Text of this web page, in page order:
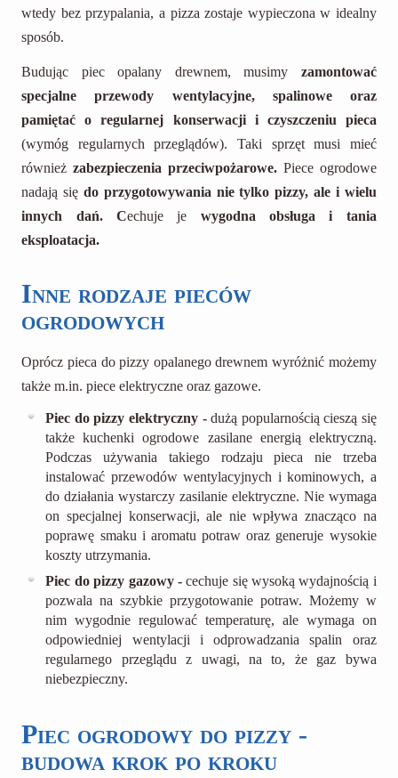
wtedy bez przypalania, a pizza zostaje wypieczona w idealny
sposób.
Budując piec opalany drewnem, musimy zamontować
specjalne przewody wentylacyjne, spalinowe oraz
pamiętać o regularnej konserwacji i czyszczeniu pieca
(wymóg regularnych przeglądów). Taki sprzęt musi mieć
również zabezpieczenia przeciwpożarowe. Piece ogrodowe
nadają siędo przygotowywania nie tylko pizzy, ale i wielu
innych dań. Cechuje je wygodna obsługa i tania
eksploatacja.
Inne rodzaje pieców
ogrodowych
Oprócz pieca do pizzy opalanego drewnem wyróżnić możemy
także m.in. piece elektryczne oraz gazowe.
Piec do pizzy elektryczny -dużą popularnością cieszą się
także kuchenki ogrodowe zasilane energią elektryczną.
Podczas używania takiego rodzaju pieca nie trzeba
instalować przewodów wentylacyjnych i kominowych, a
do działania wystarczy zasilanie elektryczne. Nie wymaga
on specjalnej konserwacji, ale nie wpływa znacząco na
poprawę smaku i aromatu potraw oraz generuje wysokie
koszty utrzymania.
Piec do pizzy gazowy -cechuje się wysoką wydajnością i
pozwala na szybkie przygotowanie potraw. Możemy w
nim wygodnie regulować temperaturę, ale wymaga on
odpowiedniej wentylacji i odprowadzania spalin oraz
regularnego przeglądu z uwagi, na to, że gaz bywa
niebezpieczny.
Piec ogrodowy do pizzy -
budowa krok po kroku